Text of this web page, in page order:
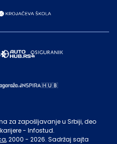
za zapošljavanje u Srbiji, deo
- Infostud.
, 2000 - 2026. Sadržaj sajta